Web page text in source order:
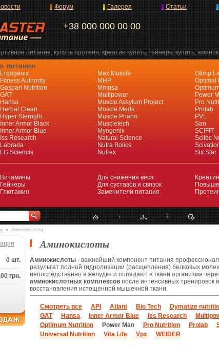
питание, купить протеин, креатин купить, гейнеры купить,
+38 000 000 00 00
Форум Галерея Статьи
питания
Ergogenix
Fitness Authority
Gaspari Nutrition
GAT
Hansa
Herbal Clean
Hyper Sterngth
Inner Armor Black
Inner Armor Blue
Iss Research
Labrada
LG Sciencis
Max Muscle
MHP
Mmusa
Multipower
Muscle Assylum Project
Muscle Meds
Muscle Pharm
Muscletech
Myogenix
Natural Science
Nutra Bolics
Nutrex
Olimp
Optimal
Power
Pro
Prolab
PVL
San
SCIFIT
Scitec
Six Star
Витамины
Гейнеры
Глютамин
Для снижения веса
Для суставов и связок
Заменители питания
Креатин
Аминокислоты
0 шт.
грн.
Аминокислоты
Аминокислоты - важнейший компонент питания
результат полной гидролизации (расщепления) белковых
непосредственно в желудке и попадают в ткани организма
аминокислотных комплексов после интенсивных
восстановления истощенной мышечной ткани.
Смотреть все API Atlant Bio Tech Dymatize
GAT
Hansa Inner Armor Blue Iss Research
Optimum Nutrition
Power Man Pro Nutrition Prolab
Universal Nutrition
Vita Life Vpx WEIDER